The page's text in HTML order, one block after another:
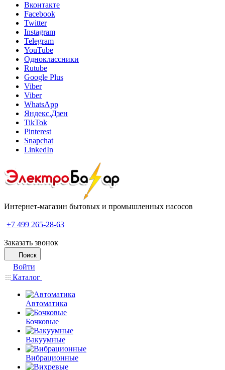
Вконтакте
Facebook
Twitter
Instagram
Telegram
YouTube
Одноклассники
Rutube
Google Plus
Viber
Viber
WhatsApp
Яндекс.Дзен
TikTok
Pinterest
Snapchat
LinkedIn
Интернет-магазин бытовых и промышленных насосов
+7 499 265-28-63
Заказать звонок
Поиск
Войти
Каталог
Автоматика
Бочковые
Вакуумные
Вибрационные